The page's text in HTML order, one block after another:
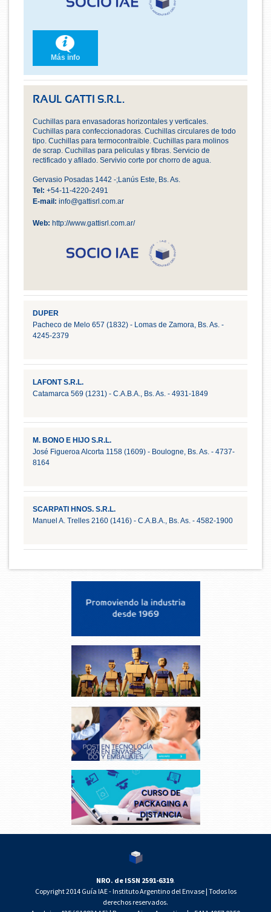
Más info
RAUL GATTI S.R.L.
Cuchillas para envasadoras horizontales y verticales.
Cuchillas para confeccionadoras. Cuchillas circulares de todo
tipo. Cuchillas para termocontraible. Cuchillas para molinos
de scrap. Cuchillas para peliculas y fibras. Servicio de
rectificado y afilado. Servivio corte por chorro de agua.
Gervasio Posadas 1442 -;Lanús Este, Bs. As.
Tel: +54-11-4220-2491
E-mail: info@gattisrl.com.ar
Web: http://www.gattisrl.com.ar/
DUPER
Pacheco de Melo 657 (1832) - Lomas de Zamora, Bs. As. -
4245-2379
LAFONT S.R.L.
Catamarca 569 (1231) - C.A.B.A., Bs. As. - 4931-1849
M. BONO E HIJO S.R.L.
José Figueroa Alcorta 1158 (1609) - Boulogne, Bs. As. - 4737-
8164
SCARPATI HNOS. S.R.L.
Manuel A. Trelles 2160 (1416) - C.A.B.A., Bs. As. - 4582-1900
NRO. de ISSN 2591-6319.
Copyright 2014 Guía IAE - Instituto Argentino del Envase | Todos los
derechos reservados.